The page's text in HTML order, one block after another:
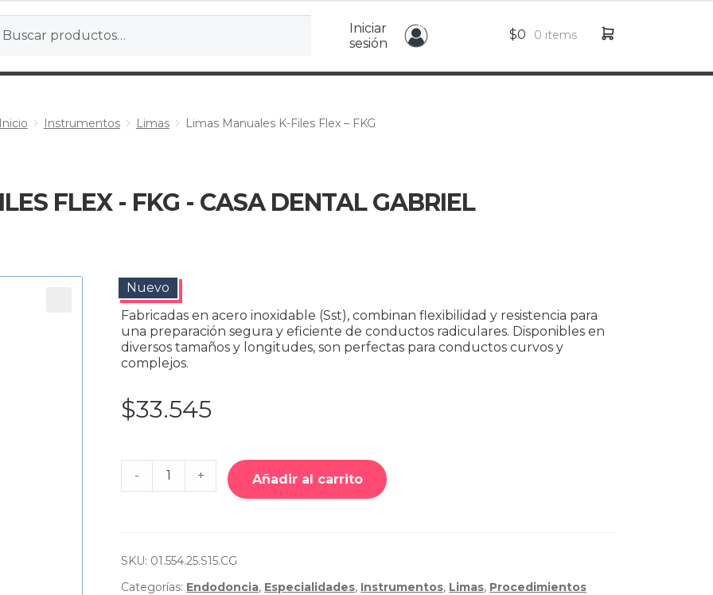
Iniciar
sesión
$0 0 items
Instrumentos Limas Limas Manuales K-Files Flex – FKG
FLEX - FKG - CASA DENTAL GABRIEL
Nuevo
Fabricadas en acero inoxidable (Sst), combinan flexibilidad y resistencia para
una preparación segura y eficiente de conductos radiculares. Disponibles en
diversos tamaños y longitudes, son perfectas para conductos curvos y
complejos.
$33.545
Cantidad
de
Limas
-
FKG
- + Añadir al carrito
SKU: 01.554.25.S15.CG
Categorías: Endodoncia, Especialidades, Instrumentos, Limas, Procedimientos